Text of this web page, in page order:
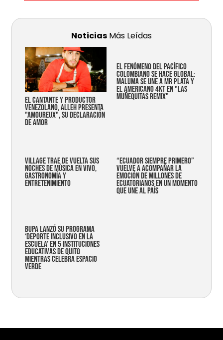
Noticias Más Leídas
EL CANTANTE Y PRODUCTOR
VENEZOLANO, ALLEH PRESENTA
"AMOUREUX", SU DECLARACIÓN
DE AMOR
EL FENÓMENO DEL PACÍFICO
COLOMBIANO SE HACE GLOBAL:
MALUMA SE UNE A MR PLATA Y
EL AMERICANO 4KT EN "LAS
MUÑEQUITAS REMIX"
Village trae de vuelta sus
noches de música en vivo,
gastronomía y
entretenimiento
“Ecuador siempre primero”
vuelve a acompañar la
emoción de millones de
ecuatorianos en un momento
que une al país
Bupa lanzó su programa
‘Deporte Inclusivo en la
Escuela’ en 5 instituciones
educativas de Quito
mientras celebra espacio
verde